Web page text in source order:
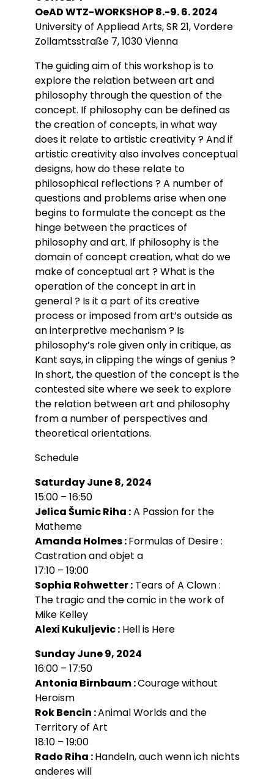
Directions de thèse
Groupe de recherche sur les archives
foucaldiennes
Jeune recherche
Projets scientifiques adossés à des
programmes
Doctorants
Jeunes chercheurs
Anciens diplômés
Conférences
Chercheurs visitants
Doctorants et postdoctorants visitants
Soutenances de thèses de doctorat
Interventions extérieures
Autres événements
Appels à contributions
Ouvrages
Dossiers et numéros de revues
RevueCahiers critiques de philosophie
Thèses
Actes audiovisuels
Votre Espace
Calendrier de la vie scientifique du LLCP
Admission et inscription
Accès à distance (e-P8 | ADUM)
Guide WikiP8
Guide du doctorat
Bibliothèques universitaires
OeAD WTZ-WORKSHOP 8.-9. 6. 2024
University of Appliead Arts, SR 21, Vordere
Zollamtsstraße 7, 1030 Vienna
The guiding aim of this workshop is to
explore the relation between art and
philosophy through the question of the
concept. If philosophy can be defined as
the creation of concepts, in what way
does it relate to artistic creativity ? And if
artistic creativity also involves conceptual
designs, how do these relate to
philosophical reflections ? A number of
questions and problems arise when one
begins to formulate the concept as the
hinge between the practices of
philosophy and art. If philosophy is the
domain of concept creation, what do we
make of conceptual art ? What is the
operation of the concept in art in
general ? Is it a part of its creative
process or imposed from art’s outside as
an interpretive mechanism ? Is
philosophy’s role given only in critique, as
Kant says, in clipping the wings of genius ?
In short, the question of the concept is the
contested site where we seek to explore
the relation between art and philosophy
from a number of perspectives and
theoretical orientations.
Schedule
Saturday June 8, 2024
15:00 – 16:50
Jelica Šumic Riha :A Passion for the
Matheme
Amanda Holmes :Formulas of Desire :
Castration and objet a
17:10 – 19:00
Sophia Rohwetter :Tears of A Clown :
The tragic and the comic in the work of
Mike Kelley
Alexi Kukuljevic :Hell is Here
Sunday June 9, 2024
16:00 – 17:50
Antonia Birnbaum :Courage without
Heroism
Rok Bencin :Animal Worlds and the
Territory of Art
18:10 – 19:00
Rado Riha :Handeln, auch wenn ich nichts
anderes will